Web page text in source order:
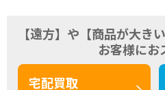
【遠方】や【商品が大き
お客様にお
宅配買取